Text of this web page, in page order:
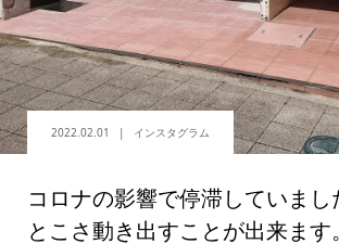
2022.02.01 インスタグラム
コロナの影響で停滞していまし
とこさ動き出すことが出来ます